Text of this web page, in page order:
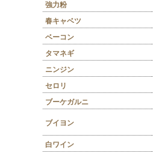
強力粉
春キャベツ
ベーコン
タマネギ
ニンジン
セロリ
ブーケガルニ
ブイヨン
白ワイン